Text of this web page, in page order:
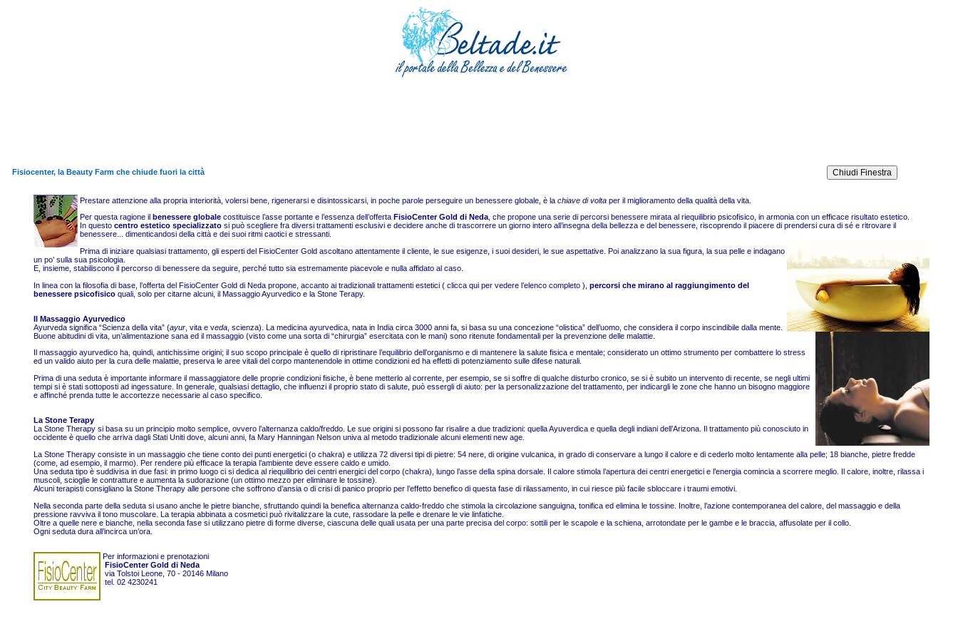
Fisiocenter, la Beauty Farm che chiude fuori la città
Prestare attenzione alla propria interiorità, volersi bene, rigenerarsi e disintossicarsi, in poche parole perseguire un benessere globale, è la chiave di voltaper il miglioramento della qualità della vita.
Per questa ragione il benessere globalecostituisce l’asse portante e l’essenza dell’offerta FisioCenterGold di Neda, che propone una serie di percorsi benessere mirata al riequilibrio psicofisico, in armonia con un efficace risultato estetico.
In questo centro estetico specializzatosi può scegliere fra diversi trattamenti esclusivi e decidere anche di trascorrere un giorno intero all’insegna della bellezza e del benessere, riscoprendo il piacere di prendersi cura di sé e ritrovare il
benessere... dimenticandosi della città e dei suoi ritmi caotici e stressanti.
Prima di iniziare qualsiasi trattamento, gli esperti del FisioCenterGold ascoltano attentamente il cliente, le sue esigenze, i suoi desideri, le sue aspettative. Poi analizzano la sua figura, la sua pelle e indagano
un po’ sulla sua psicologia.
E, insieme, stabiliscono il percorso di benessere da seguire, perché tutto sia estremamentepiacevole e nulla affidato al caso.
In linea con la filosofia di base, l’offerta del FisioCenterGold di Neda propone, accanto ai tradizionali trattamenti estetici ( cliccaqui per vedere l’elenco completo), percorsi che mirano al raggiungimento del
benessere psicofisicoquali, solo per citarne alcuni, il Massaggio Ayurvedico e la Stone Terapy.
Il Massaggio Ayurvedico
Ayurveda significa “Scienza della vita” (ayur, vitae veda, scienza). La medicina ayurvedica, nata in India circa 3000 anni fa, si basa su una concezione “olistica” dell’uomo, che considera il corpo inscindibile dalla mente.
Buone abitudini di vita, un’alimentazione sana ed il massaggio (visto come una sorta di “chirurgia” esercitata con le mani) sono ritenute fondamentali per la prevenzione delle malattie.
Il massaggio ayurvedicoha, quindi, antichissime origini; il suo scopo principale è quello di ripristinare l’equilibrio dell’organismo e di mantenere la salute fisica e mentale; considerato un ottimo strumento per combattere lo stress
ed un valido aiuto per la cura delle malattie, preserva le aree vitali del corpo mantenendole in ottime condizioni ed ha effetti di potenziamento sulle difese naturali.
Prima di una seduta è importante informare il massaggiatore delle proprie condizioni fisiche, è bene metterlo al corrente, per esempio, se si soffre di qualche disturbo cronico, se si è subito un intervento di recente, se negli ultimi
tempi si è stati sottoposti ad ingessature. In generale, qualsiasi dettaglio, che influenzi il proprio stato di salute, può essergli di aiuto: per la personalizzazione del trattamento, per indicargli le zone che hanno un bisogno maggiore
e affinché prenda tutte le accortezze necessarie al caso specifico.
La Stone Terapy
La Stone Therapy si basa su un principio molto semplice, ovvero l’alternanza caldo/freddo. Le sue origini si possono far risalire a due tradizioni: quella Ayuverdica e quella degli indiani dell’Arizona. Il trattamento più conosciuto in
occidente è quello che arriva dagli Stati Uniti dove, alcuni anni, fa Mary Hanningan Nelson univa al metodo tradizionale alcuni elementi new age.
La Stone Therapy consiste in un massaggio che tiene conto dei punti energetici (o chakra) e utilizza 72 diversi tipi di pietre: 54 nere, di origine vulcanica, in grado di conservare a lungo il calore e di cederlo molto lentamente alla pelle; 18 bianche, pietre fredde
(come, ad esempio, il marmo). Per rendere più efficace la terapia l’ambiente deve essere caldo e umido.
Una seduta tipo è suddivisa in due fasi: in primo luogo ci si dedica al riequilibrio dei centri energici del corpo (chakra), lungo l’asse della spina dorsale. Il calore stimola l’apertura dei centri energetici e l’energia comincia a scorrere meglio. Il calore, inoltre, rilassa i
muscoli, scioglie le contratture e aumenta la sudorazione (un ottimo mezzo per eliminare le tossine).
Alcuni terapisti consigliano la Stone Therapy alle persone che soffrono d’ansia o di crisi di panico proprio per l’effetto benefico di questa fase di rilassamento, in cui riesce più facile sbloccare i traumi emotivi.
Nella seconda parte della seduta si usano anche le pietre bianche, sfruttando quindi la benefica alternanza caldo-freddo che stimola la circolazione sanguigna, tonifica ed elimina le tossine. Inoltre, l’azione contemporanea del calore, del massaggio e della
pressione ravviva il tono muscolare. La terapia abbinata a cosmetici può rivitalizzare la cute, rassodare la pelle e drenare le vie linfatiche.
Oltre a quelle nere e bianche, nella seconda fase si utilizzano pietre di forme diverse, ciascuna delle quali usata per una parte precisa del corpo: sottili per le scapole e la schiena, arrotondate per le gambe e le braccia, affusolate per il collo.
Ogni seduta dura all’incirca un’ora.
Per informazioni e prenotazioni
FisioCenterGold di Neda
via Tolstoi Leone, 70 - 20146 Milano
tel. 02 4230241